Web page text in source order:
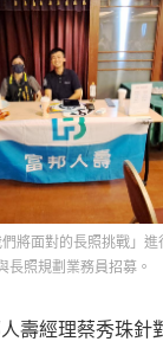
將面對的長照挑戰」
長照規劃業務員招募。
壽經理蔡秀珠針